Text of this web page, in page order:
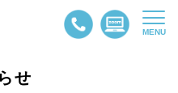
MENU
せ